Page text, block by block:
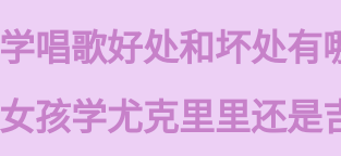
学唱歌好处和坏处有
女孩学尤克里里还是